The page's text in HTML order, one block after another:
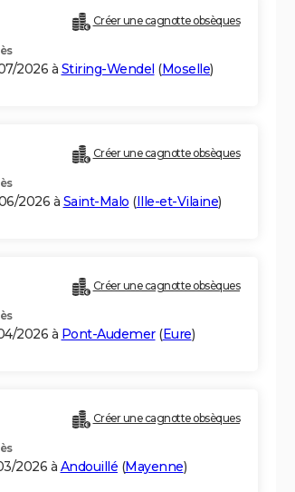
Créer une cagnotte obsèques
2026 à Stiring-Wendel (Moselle)
Créer une cagnotte obsèques
2026 à Saint-Malo (Ille-et-Vilaine)
Créer une cagnotte obsèques
2026 à Pont-Audemer(Eure)
Créer une cagnotte obsèques
2026 à Andouillé (Mayenne)